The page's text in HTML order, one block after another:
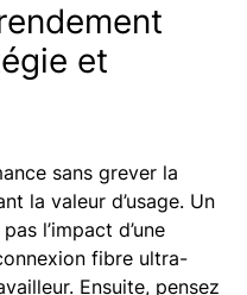
et
sans grever la
la valeur d’usage. Un
l’impact d’une
fibre ultra-
Ensuite, pensez